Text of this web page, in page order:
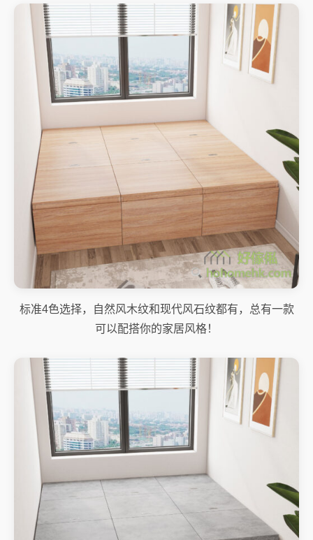
标准4色选择，自然风木纹和现代风石纹都有，总有一款
可以配搭你的家居风格！